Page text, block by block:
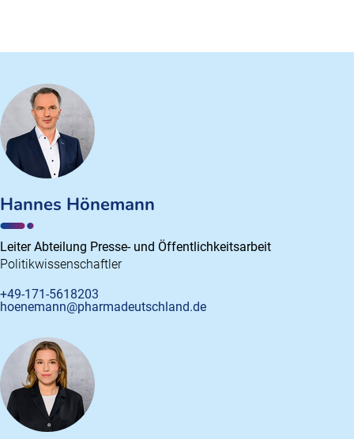
Hannes Hönemann
Leiter Abteilung Presse- und Öffentlichkeitsarbeit
Politikwissenschaftler
+49-171-5618203
hoenemann@pharmadeutschland.de